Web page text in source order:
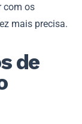
com os
mais precisa.
de